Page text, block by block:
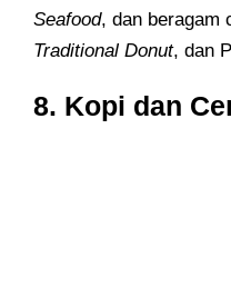
Seafood, dan beragam
Traditional Donut, dan
8. Kopi dan